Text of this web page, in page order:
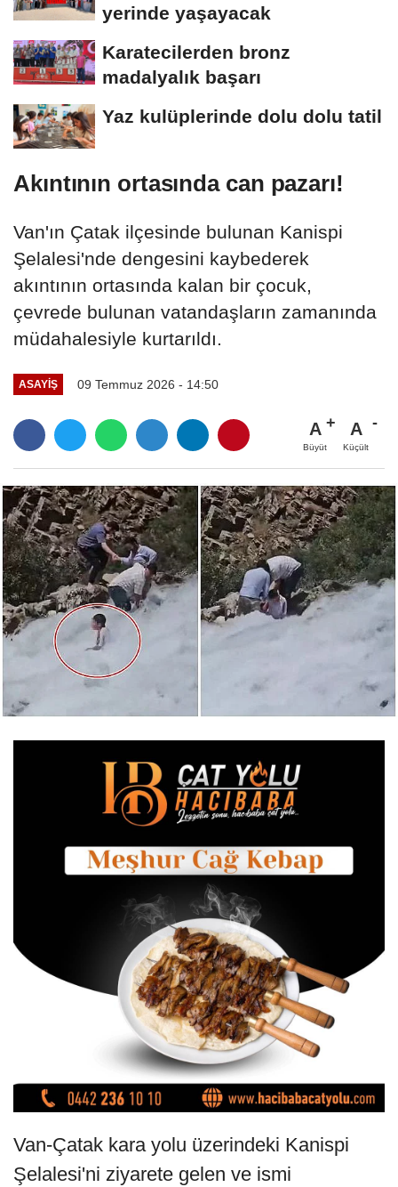
yerinde yaşayacak
Karatecilerden bronz
madalyalık başarı
Yaz kulüplerinde dolu dolu tatil
Akıntının ortasında can pazarı!
Van'ın Çatak ilçesinde bulunan Kanispi
Şelalesi'nde dengesini kaybederek
akıntının ortasında kalan bir çocuk,
çevrede bulunan vatandaşların zamanında
müdahalesiyle kurtarıldı.
ASAYİŞ 09 Temmuz 2026 - 14:50
A
Büyüt
A
Küçült
Van-Çatak kara yolu üzerindeki Kanispi
Şelalesi'ni ziyarete gelen ve ismi